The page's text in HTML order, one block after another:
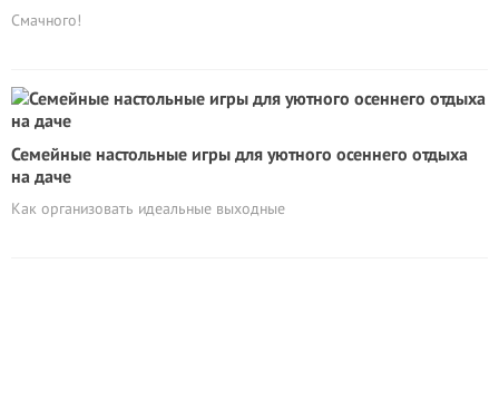
Смачного!
Семейные настольные игры для уютного осеннего отдыха
на даче
Как организовать идеальные выходные